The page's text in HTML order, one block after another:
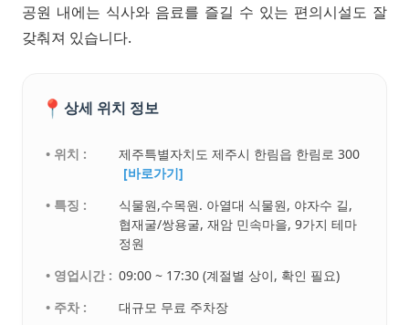
공원 내에는 식사와 음료를 즐길 수 있는 편의시설도 잘
갖춰져 있습니다.
📍 상세 위치 정보
• 위치 :
제주특별자치도 제주시 한림읍 한림로 300
[바로가기]
• 특징 :
식물원,수목원. 아열대 식물원, 야자수 길,
협재굴/쌍용굴, 재암 민속마을, 9가지 테마
정원
• 영업시간 : 09:00 ~ 17:30 (계절별 상이, 확인 필요)
• 주차 :
대규모 무료 주차장